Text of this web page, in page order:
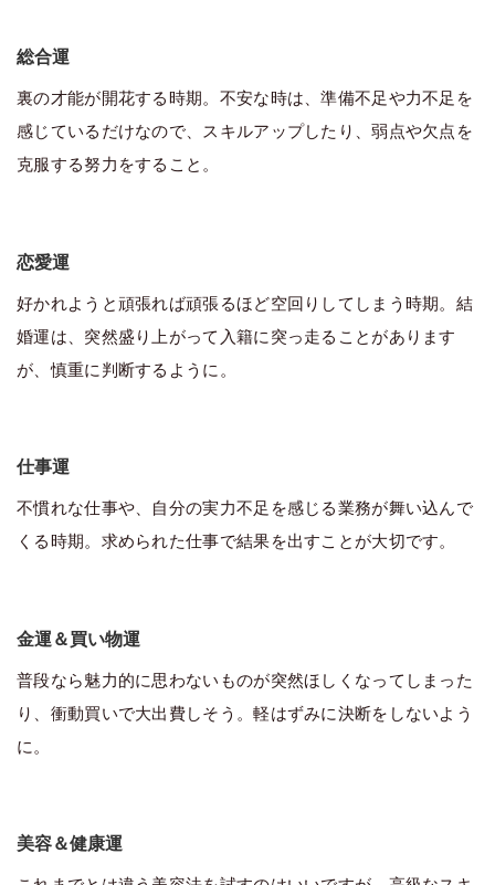
総合運
裏の才能が開花する時期。不安な時は、準備不足や力不足を
感じているだけなので、スキルアップしたり、弱点や欠点を
克服する努力をすること。
恋愛運
好かれようと頑張れば頑張るほど空回りしてしまう時期。結
婚運は、突然盛り上がって入籍に突っ走ることがあります
が、慎重に判断するように。
仕事運
不慣れな仕事や、自分の実力不足を感じる業務が舞い込んで
くる時期。求められた仕事で結果を出すことが大切です。
金運＆買い物運
普段なら魅力的に思わないものが突然ほしくなってしまった
り、衝動買いで大出費しそう。軽はずみに決断をしないよう
に。
美容＆健康運